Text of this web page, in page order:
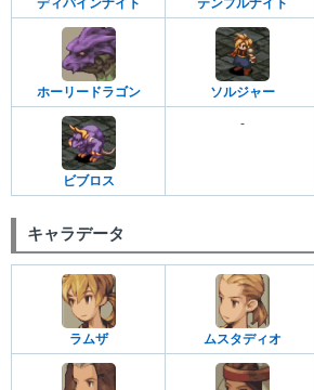
ディバインナイト テンプルナイト
ホーリードラゴン ソルジャー
ビブロス
-
キャラデータ
ラムザ ムスタディオ